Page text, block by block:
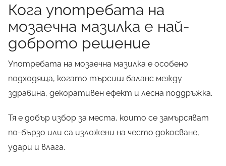
Кога употребата на
мозаечна мазилка е най-
доброто решение
Употребата на мозаечна мазилка е особено
подходяща, когато търсиш баланс между
здравина, декоративен ефект и лесна поддръжка.
Тя е добър избор за места, които се замърсяват
по-бързо или са изложени на често докосване,
удари и влага.